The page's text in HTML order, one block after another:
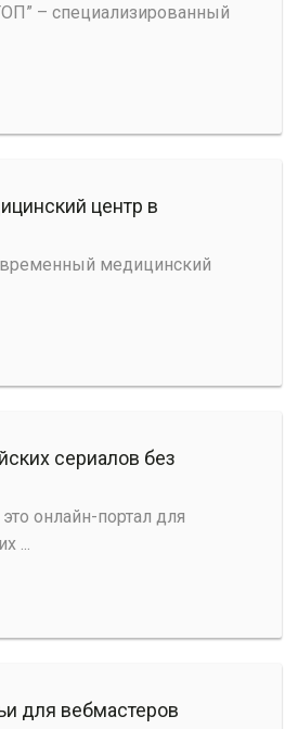
– специализированный
центр в
медицинский
сериалов без
онлайн-портал для
...
для вебмастеров